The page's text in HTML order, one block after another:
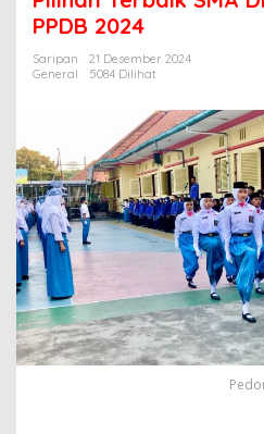
a
T
e
r
b
a
i
k
S
M
A
D
K
PPDB 2024
Saripan
21 Desember 2024
General
5084 Dilihat